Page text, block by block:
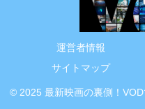
運営者情報
サイトマップ
© 2025 最新映画の裏側！